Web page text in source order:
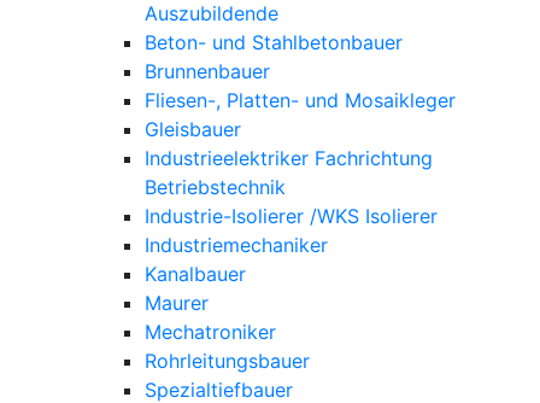
Auszubildende
Beton- und Stahlbetonbauer
Brunnenbauer
Fliesen-, Platten- und Mosaikleger
Gleisbauer
Industrieelektriker Fachrichtung
Betriebstechnik
Industrie-Isolierer /WKS Isolierer
Industriemechaniker
Kanalbauer
Maurer
Mechatroniker
Rohrleitungsbauer
Spezialtiefbauer